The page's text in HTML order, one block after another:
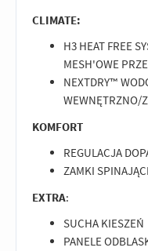
CLIMATE:
H3 HEAT FREE
MESH'OWE
NEXTDRY™
WEWNĘTRZNO/
KOMFORT
REGULACJA
ZAMKI
EXTRA:
SUCHA KIESZEŃ
PANELE